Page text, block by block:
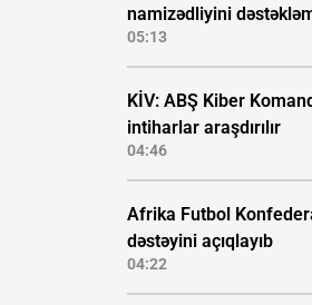
namizədliyini
05:13
KİV: ABŞ Kiber
intiharlar araşdırılır
04:46
Afrika Futbol
dəstəyini açıqlayıb
04:22